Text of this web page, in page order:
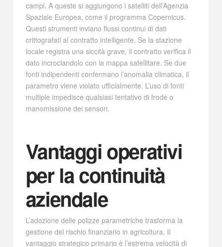
campi. A queste si aggiungono i satelliti dell’Agenzia
Spaziale Europea, come il programma Copernicus.
Questi strumenti inviano flussi continui di dati
crittografati al contratto intelligente. Se la stazione
locale registra una siccità grave, il contratto verifica il
dato incrociandolo con la mappa satellitare. Se due
fonti indipendenti confermano l’anomalia climatica, il
parametro viene violato ufficialmente. L’uso di fonti
multiple impedisce qualsiasi tentativo di frode o
manomissione dei sensori.
Vantaggi operativi
per la continuità
aziendale
L’adozione delle polizze parametriche trasforma la
gestione del rischio finanziario in agricoltura. Il
vantaggio strategico primario è l’estrema velocità di